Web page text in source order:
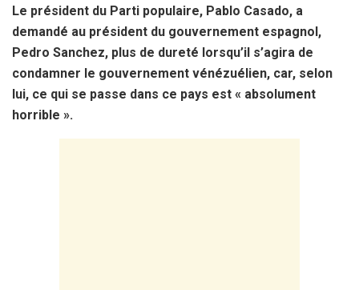
Le président du Parti populaire, Pablo Casado, a
demandé au président du gouvernement espagnol,
Pedro Sanchez, plus de dureté lorsqu’il s’agira de
condamner le gouvernement vénézuélien, car, selon
lui, ce qui se passe dans ce pays est « absolument
horrible ».